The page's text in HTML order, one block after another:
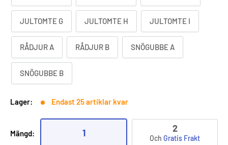
JULTOMTE G JULTOMTE H JULTOMTE I
RÅDJUR A RÅDJUR B SNÖGUBBE A
SNÖGUBBE B
Lager: Endast 25 artiklar kvar
Mängd: 1 2
Och Gratis Frakt